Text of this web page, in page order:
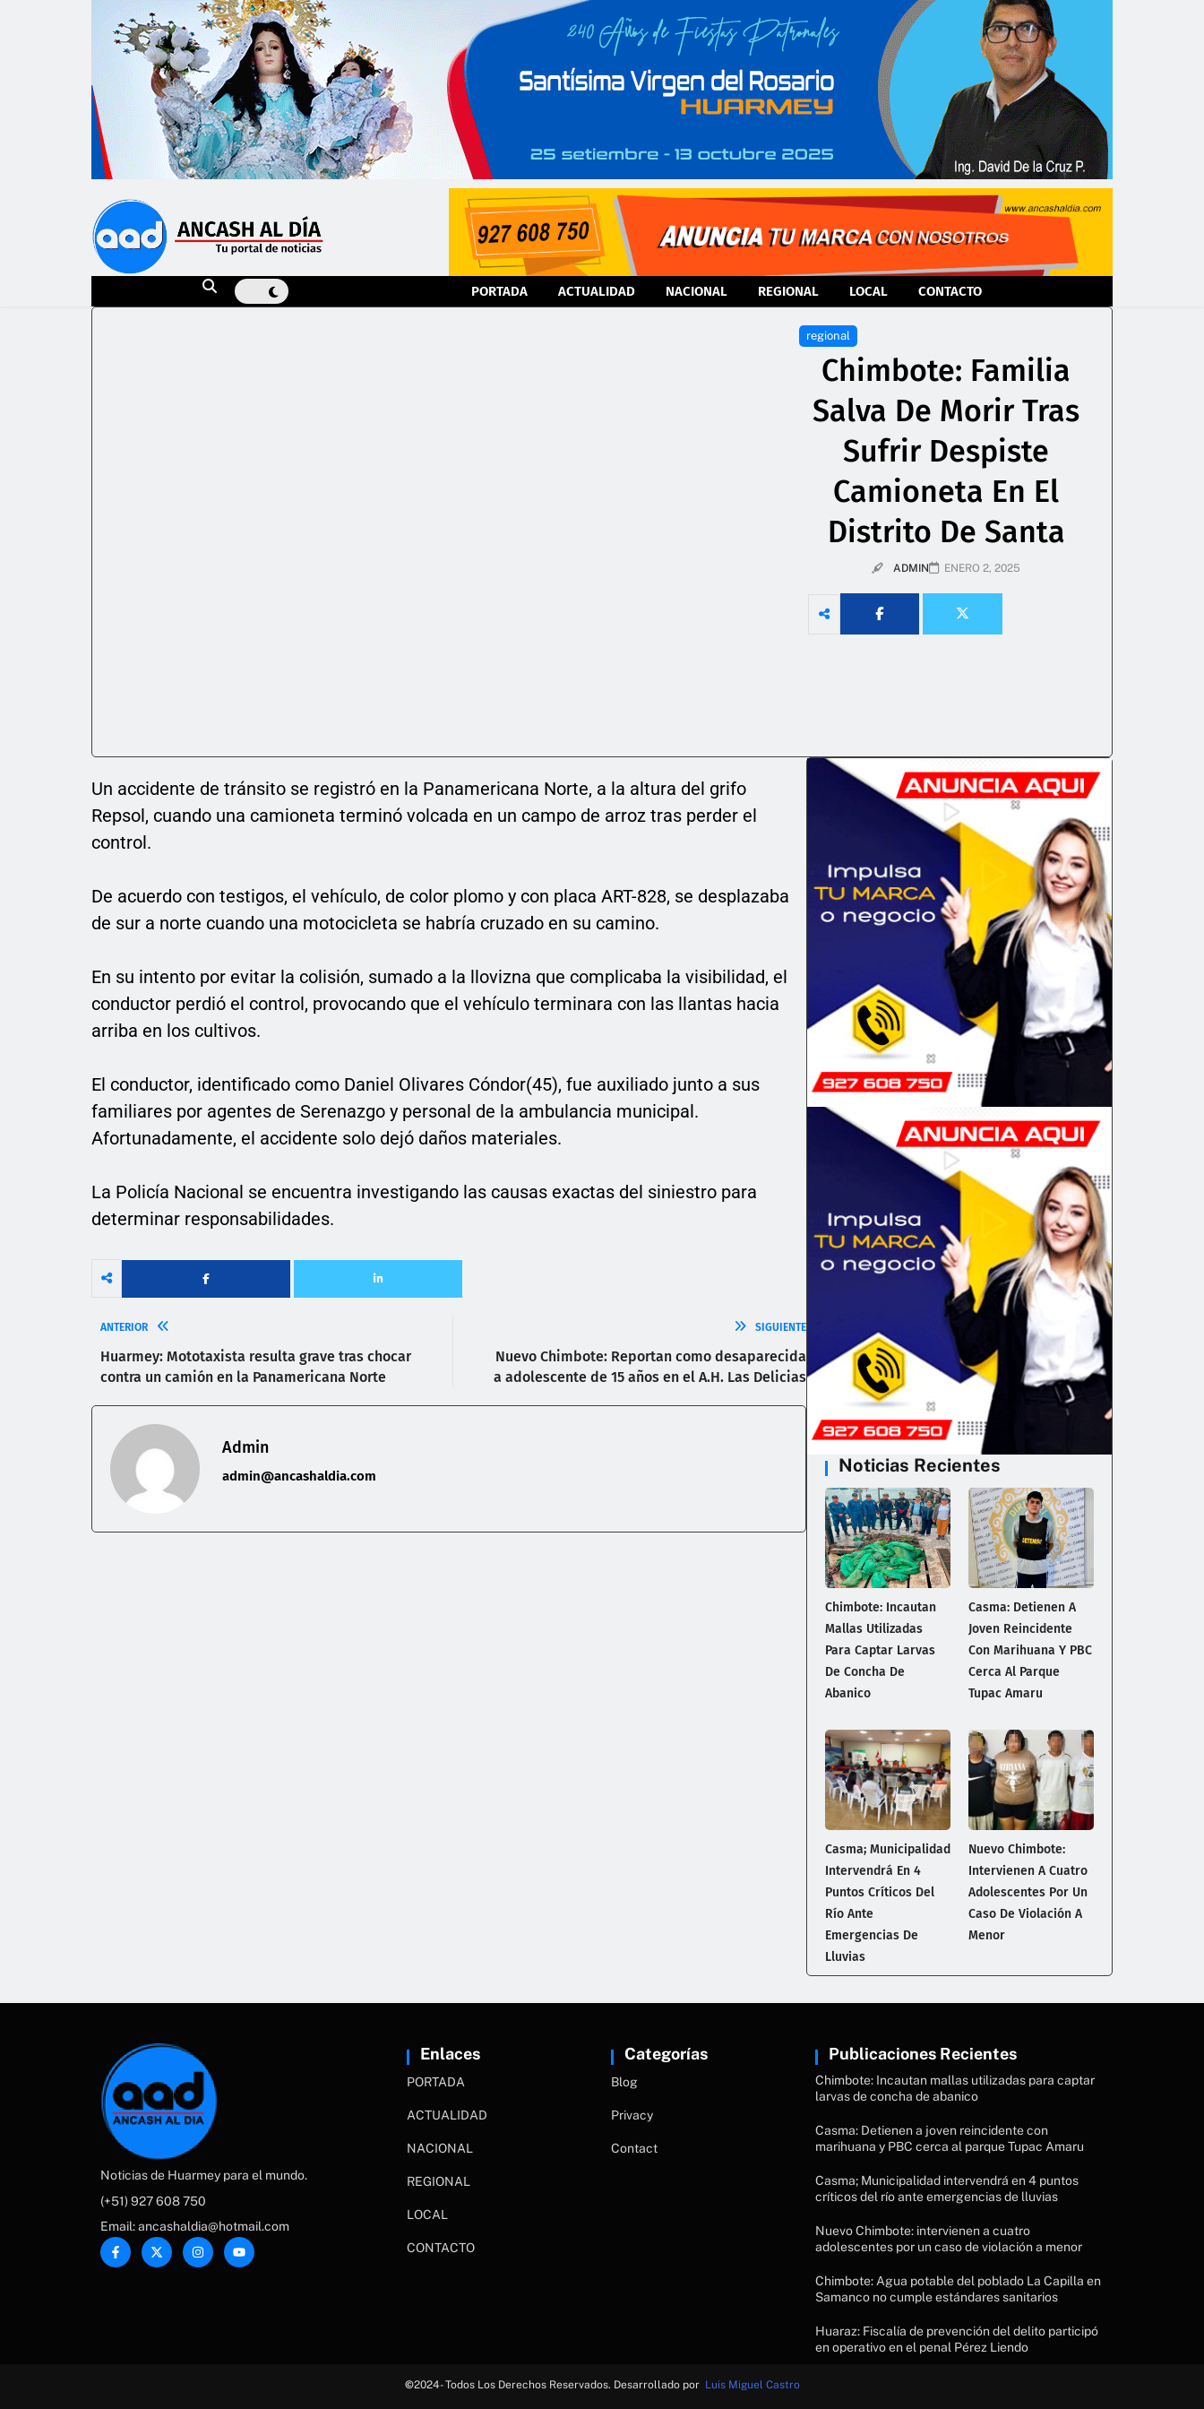
PORTADA ACTUALIDAD NACIONAL REGIONAL LOCAL CONTACTO
regional
Chimbote: Familia
Salva De Morir Tras
Sufrir Despiste
Camioneta En El
Distrito De Santa
ADMIN ENERO 2, 2025
Un accidente de tránsito se registró en la Panamericana Norte, a la altura del grifo
Repsol, cuando una camioneta terminó volcada en un campo de arroz tras perder el
control.
De acuerdo con testigos, el vehículo, de color plomo y con placa ART-828, se desplazaba
de sur a norte cuando una motocicleta se habría cruzado en su camino.
En su intento por evitar la colisión, sumado a la llovizna que complicaba la visibilidad, el
conductor perdió el control, provocando que el vehículo terminara con las llantas hacia
arriba en los cultivos.
El conductor, identificado como Daniel Olivares Cóndor(45), fue auxiliado junto a sus
familiares por agentes de Serenazgo y personal de la ambulancia municipal.
Afortunadamente, el accidente solo dejó daños materiales.
La Policía Nacional se encuentra investigando las causas exactas del siniestro para
determinar responsabilidades.
ANTERIOR
Huarmey: Mototaxista resulta grave tras chocar
contra un camión en la Panamericana Norte
SIGUIENTE
Nuevo Chimbote: Reportan como desaparecida
a adolescente de 15 años en el A.H. Las Delicias
Admin
admin@ancashaldia.com Noticias Recientes
Chimbote: Incautan
Mallas Utilizadas
Para Captar Larvas
De Concha De
Abanico
Casma: Detienen A
Joven Reincidente
Con Marihuana Y PBC
Cerca Al Parque
Tupac Amaru
Casma; Municipalidad
Intervendrá En 4
Puntos Críticos Del
Río Ante
Emergencias De
Lluvias
Nuevo Chimbote:
Intervienen A Cuatro
Adolescentes Por Un
Caso De Violación A
Menor
Noticias de Huarmey para el mundo.
(+51) 927 608 750
Email: ancashaldia@hotmail.com
Enlaces
PORTADA
ACTUALIDAD
NACIONAL
REGIONAL
LOCAL
CONTACTO
Categorías
Blog
Privacy
Contact
Publicaciones Recientes
Chimbote: Incautan mallas utilizadas para captar
larvas de concha de abanico
Casma: Detienen a joven reincidente con
marihuana y PBC cerca al parque Tupac Amaru
Casma; Municipalidad intervendrá en 4 puntos
críticos del río ante emergencias de lluvias
Nuevo Chimbote: intervienen a cuatro
adolescentes por un caso de violación a menor
Chimbote: Agua potable del poblado La Capilla en
Samanco no cumple estándares sanitarios
Huaraz: Fiscalía de prevención del delito participó
en operativo en el penal Pérez Liendo
©2024- Todos Los Derechos Reservados. Desarrollado por Luis Miguel Castro